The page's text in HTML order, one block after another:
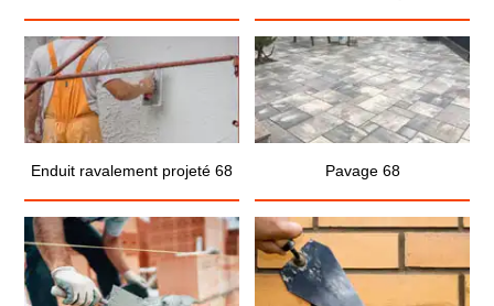
Enduit ravalement projeté 68 Pavage 68